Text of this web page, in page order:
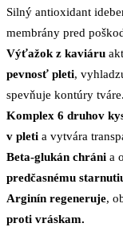
Silný antioxidant
membrány pred
Výťažok z kaviáru
pevnosť pleti,
spevňuje kontúry tváre.
Komplex 6 druhov
v pleti a vytvára
Beta-glukán chráni a
predčasnému
Arginín regeneruje,
proti vráskam.